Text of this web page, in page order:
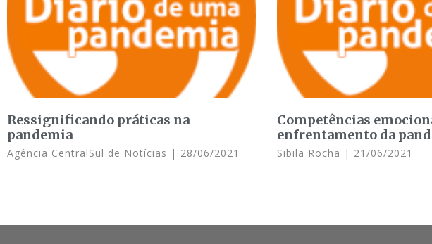
Ressignificando práticas na
pandemia
Agência CentralSul de Notícias 28/06/2021
Competências
enfrentamento da
Sibila Rocha 21/06/2021